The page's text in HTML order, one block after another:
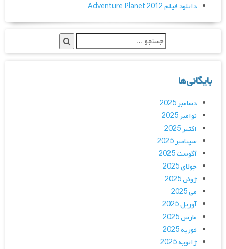
دانلود فیلم Adventure Planet 2012
بایگانی‌ها
دسامبر 2025
نوامبر 2025
اکتبر 2025
سپتامبر 2025
آگوست 2025
جولای 2025
ژوئن 2025
می 2025
آوریل 2025
مارس 2025
فوریه 2025
ژانویه 2025